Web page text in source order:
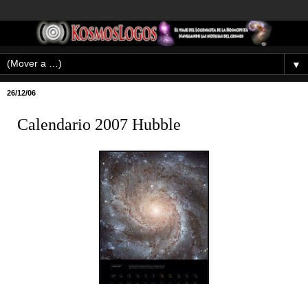
▼
26/12/06
Calendario 2007 Hubble